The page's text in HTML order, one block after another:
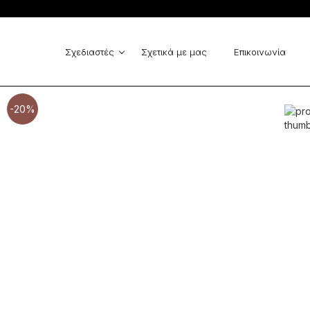
Σχεδιαστές Σχετικά με μας Επικοινωνία
GUESS
Vlassi Holeva
Cinema - Zinas
-20%